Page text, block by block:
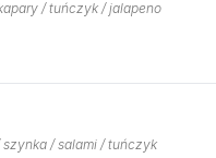
/ tuńczyk / jalapeno
/ salami / tuńczyk